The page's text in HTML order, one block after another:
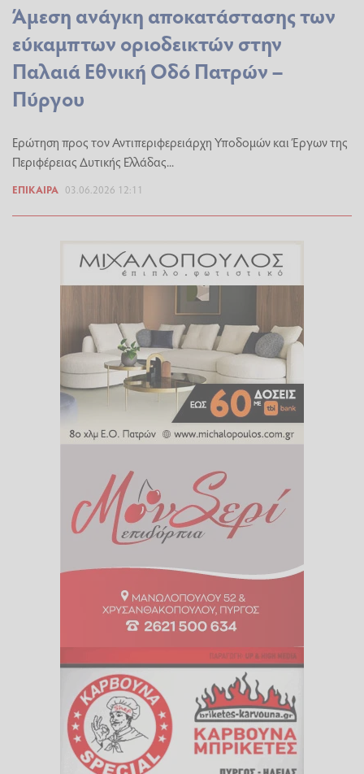
Άμεση ανάγκη αποκατάστασης των
εύκαμπτων οριοδεικτών στην
Παλαιά Εθνική Οδό Πατρών –
Πύργου
Ερώτηση προς τον Αντιπεριφερειάρχη Υποδομών και Έργων της
Περιφέρειας Δυτικής Ελλάδας...
ΕΠΊΚΑΙΡΑ 03.06.2026 12:11